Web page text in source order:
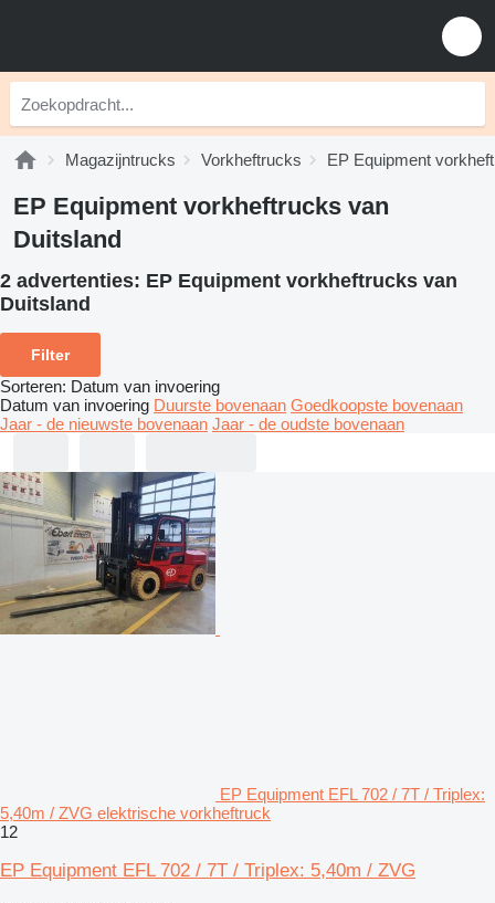
Magazijntrucks Vorkheftrucks EP Equipment
EP Equipment vorkheftrucks van
Duitsland
2 advertenties: EP Equipment vorkheftrucks van
Duitsland
Filter
Sorteren: Datum van invoering
Datum van invoering Duurste bovenaan Goedkoopste bovenaan
Jaar - de nieuwste bovenaan Jaar - de oudste bovenaan
EP Equipment EFL 702 / 7T / Triplex:
5,40m / ZVG elektrische vorkheftruck
12
EP Equipment EFL 702 / 7T / Triplex: 5,40m / ZVG